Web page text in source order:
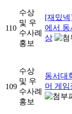
110
수상
및 우
수사례
홍보
[재밌넥
에서
상
109
수상
및 우
수사례
홍보
동서대
머 게